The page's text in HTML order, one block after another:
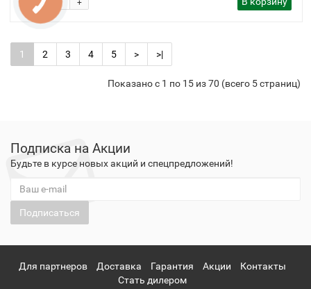
+
1 2 3 4 5 > >|
Показано с 1 по 15 из 70 (всего 5 страниц)
Подписка на Акции
Будьте в курсе новых акций и спецпредложений!
Подписаться
Для партнеров Доставка Гарантия Акции
Контакты
Стать дилером